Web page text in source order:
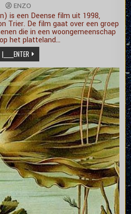
ENZO
is een Deense film uit 1998,
Trier. De film gaat over een groep
die in een woongemeenschap
het platteland…
|_____ENTER